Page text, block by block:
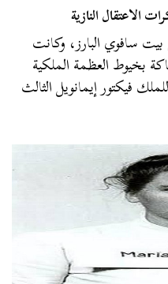
الاعتقال النازية
سافوي البارز، وكانت
بخيوط العظمة الملكية
فيكتور إيمانويل الثالث